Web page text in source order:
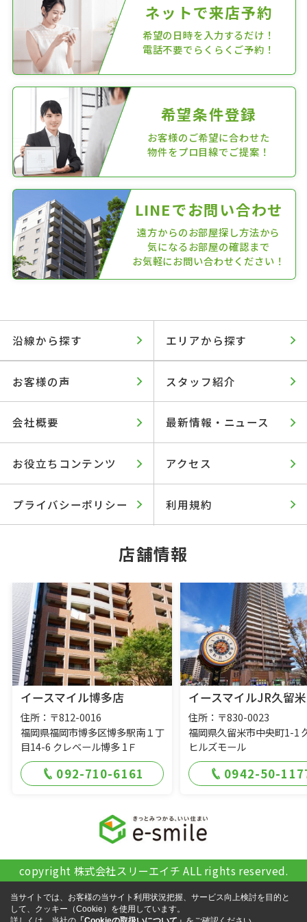
ネットで来店予約
希望の日時を入力するだけ！
電話不要でらくらくご予約！
希望条件登録
お客様のご希望に合わせた
物件をプロ目線でご提案！
LINEでお問い合わせ
遠方からのお部屋探し方法から
気になるお部屋の確認まで
お気軽にお問い合わせください！
沿線から探す エリアから探す
お客様の声 スタッフ紹介
会社概要 最新情報・ニュース
お役立ちコンテンツ アクセス
プライバシーポリシー 利用規約
店舗情報
イースマイル博多店
住所：〒812-0016
福岡県福岡市博多区博多駅南１丁
目14-6 クレベール博多 1Ｆ
092-710-6161
イースマイルJR久留
住所：〒830-0023
福岡県久留米市中央町1-1
ヒルズモール
0942-50-
copyright 株式会社スリーエイチ ALL rights reserved.
当サイトでは、お客様の当サイト利用状況把握、サービス向上検討を目的と
して、クッキー（Cookie）を使用しています。